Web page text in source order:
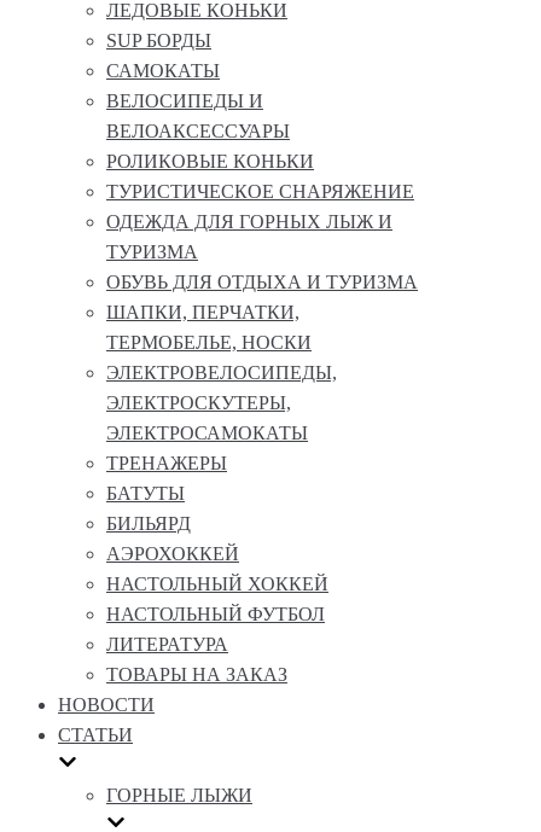
ЛЕДОВЫЕ КОНЬКИ
SUP БОРДЫ
САМОКАТЫ
ВЕЛОСИПЕДЫ И
ВЕЛОАКСЕССУАРЫ
РОЛИКОВЫЕ КОНЬКИ
ТУРИСТИЧЕСКОЕ СНАРЯЖЕНИЕ
ОДЕЖДА ДЛЯ ГОРНЫХ ЛЫЖ И
ТУРИЗМА
ОБУВЬ ДЛЯ ОТДЫХА И ТУРИЗМА
ШАПКИ, ПЕРЧАТКИ,
ТЕРМОБЕЛЬЕ, НОСКИ
ЭЛЕКТРОВЕЛОСИПЕДЫ,
ЭЛЕКТРОСКУТЕРЫ,
ЭЛЕКТРОСАМОКАТЫ
ТРЕНАЖЕРЫ
БАТУТЫ
БИЛЬЯРД
АЭРОХОККЕЙ
НАСТОЛЬНЫЙ ХОККЕЙ
НАСТОЛЬНЫЙ ФУТБОЛ
ЛИТЕРАТУРА
ТОВАРЫ НА ЗАКАЗ
НОВОСТИ
СТАТЬИ
ГОРНЫЕ ЛЫЖИ